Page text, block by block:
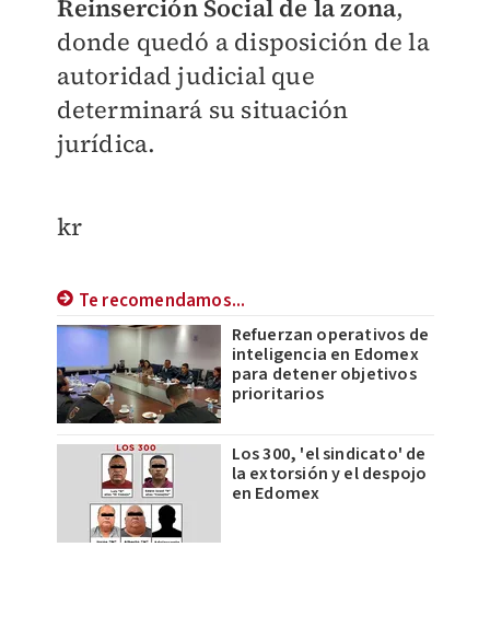
Reinserción Social de la zona,
donde quedó a disposición de la
autoridad judicial que
determinará su situación
jurídica.
kr
Te recomendamos...
Refuerzan operativos de
inteligencia en Edomex
para detener objetivos
prioritarios
Los 300, 'el sindicato' de
la extorsión y el despojo
en Edomex